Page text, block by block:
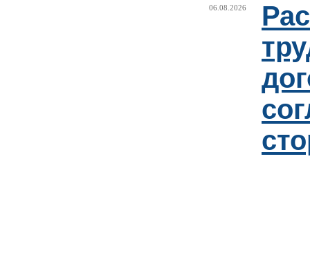
06.08.2026